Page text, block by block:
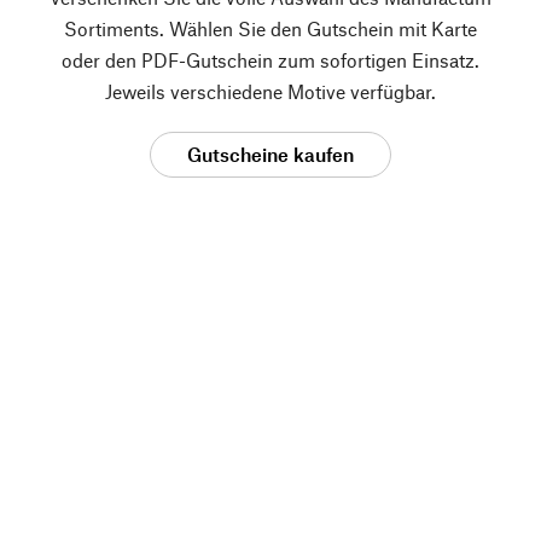
Sortiments. Wählen Sie den Gutschein mit Karte
oder den PDF-Gutschein zum sofortigen Einsatz.
Jeweils verschiedene Motive verfügbar.
Gutscheine kaufen